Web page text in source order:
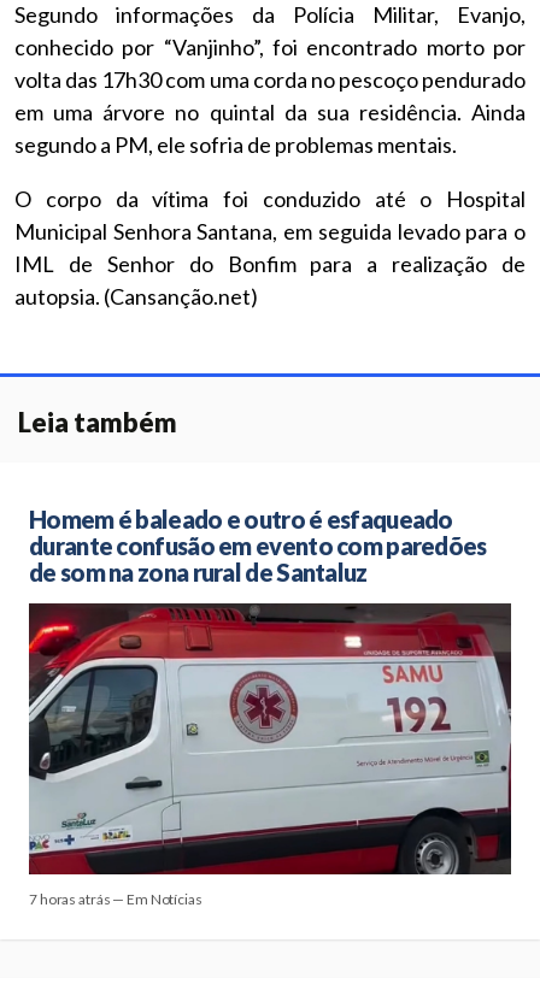
Segundo informações da Polícia Militar, Evanjo,
conhecido por “Vanjinho”, foi encontrado morto por
volta das 17h30 com uma corda no pescoço pendurado
em uma árvore no quintal da sua residência. Ainda
segundo a PM, ele sofria de problemas mentais.
O corpo da vítima foi conduzido até o Hospital
Municipal Senhora Santana, em seguida levado para o
IML de Senhor do Bonfim para a realização de
autopsia. (Cansanção.net)
Leia também
Homem é baleado e outro é esfaqueado
durante confusão em evento com paredões
de som na zona rural de Santaluz
7 horas atrás — Em Notícias